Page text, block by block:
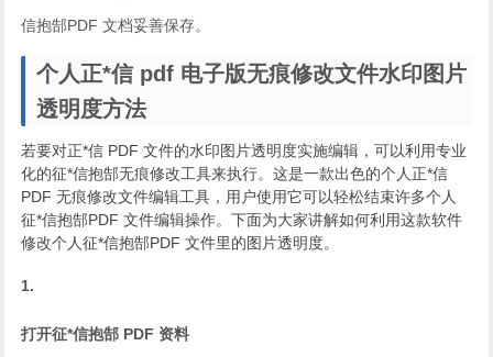
信抱郜PDF 文档妥善保存。
个人正*信 pdf 电子版无痕修改文件水印图片
透明度方法
若要对正*信 PDF 文件的水印图片透明度实施编辑，可以利用专业
化的征*信抱郜无痕修改工具来执行。这是一款出色的个人正*信
PDF 无痕修改文件编辑工具，用户使用它可以轻松结束许多个人
征*信抱郜PDF 文件编辑操作。下面为大家讲解如何利用这款软件
修改个人征*信抱郜PDF 文件里的图片透明度。
1.
打开征*信抱郜 PDF 资料